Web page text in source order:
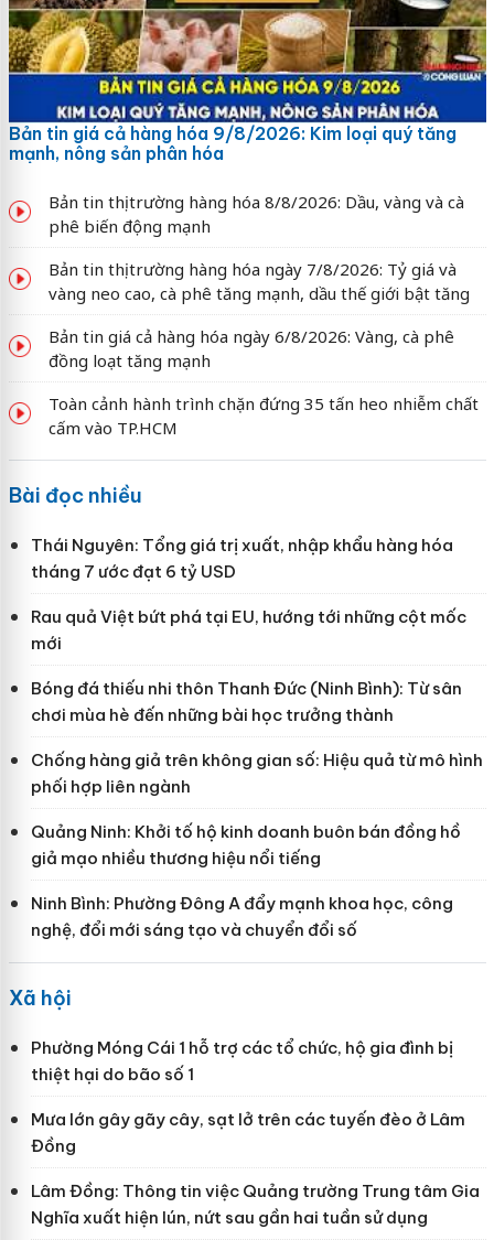
Bản tin giá cả hàng hóa 9/8/2026: Kim loại quý tăng
mạnh, nông sản phân hóa
Bản tin thị trường hàng hóa 8/8/2026: Dầu, vàng và cà
phê biến động mạnh
Bản tin thị trường hàng hóa ngày 7/8/2026: Tỷ giá và
vàng neo cao, cà phê tăng mạnh, dầu thế giới bật tăng
Bản tin giá cả hàng hóa ngày 6/8/2026: Vàng, cà phê
đồng loạt tăng mạnh
Toàn cảnh hành trình chặn đứng 35 tấn heo nhiễm chất
cấm vào TP.HCM
Bài đọc nhiều
Thái Nguyên: Tổng giá trị xuất, nhập khẩu hàng hóa
tháng 7 ước đạt 6 tỷ USD
Rau quả Việt bứt phá tại EU, hướng tới những cột mốc
mới
Bóng đá thiếu nhi thôn Thanh Đức (Ninh Bình): Từ sân
chơi mùa hè đến những bài học trưởng thành
Chống hàng giả trên không gian số: Hiệu quả từ mô hình
phối hợp liên ngành
Quảng Ninh: Khởi tố hộ kinh doanh buôn bán đồng hồ
giả mạo nhiều thương hiệu nổi tiếng
Ninh Bình: Phường Đông A đẩy mạnh khoa học, công
nghệ, đổi mới sáng tạo và chuyển đổi số
Xã hội
Phường Móng Cái 1 hỗ trợ các tổ chức, hộ gia đình bị
thiệt hại do bão số 1
Mưa lớn gây gãy cây, sạt lở trên các tuyến đèo ở Lâm
Đồng
Lâm Đồng: Thông tin việc Quảng trường Trung tâm Gia
Nghĩa xuất hiện lún, nứt sau gần hai tuần sử dụng